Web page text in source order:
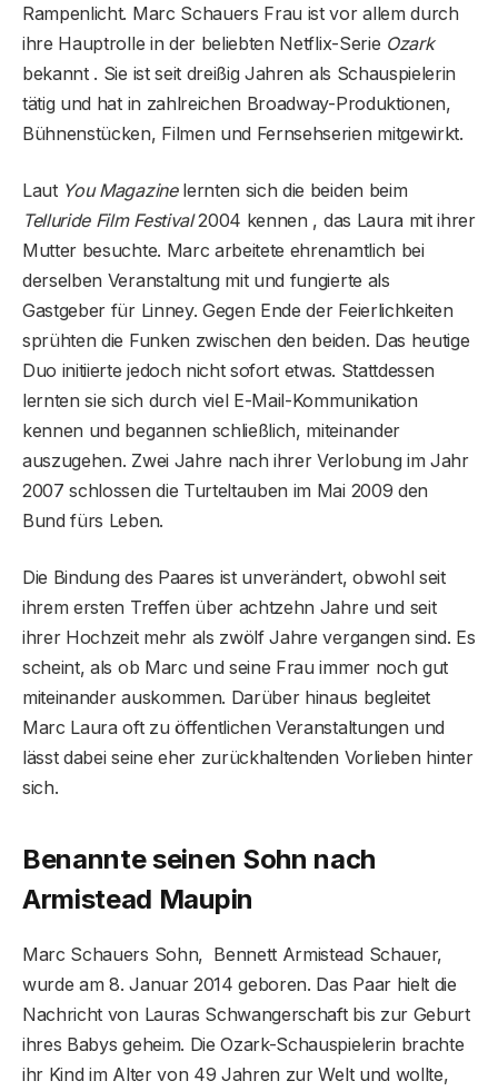
Rampenlicht. Marc Schauers Frau ist vor allem durch
ihre Hauptrolle in der beliebten Netflix-Serie Ozark
bekannt . Sie ist seit dreißig Jahren als Schauspielerin
tätig und hat in zahlreichen Broadway-Produktionen,
Bühnenstücken, Filmen und Fernsehserien mitgewirkt.
Laut You Magazinelernten sich die beiden beim
Telluride Film Festival2004 kennen , das Laura mit ihrer
Mutter besuchte. Marc arbeitete ehrenamtlich bei
derselben Veranstaltung mit und fungierte als
Gastgeber für Linney. Gegen Ende der Feierlichkeiten
sprühten die Funken zwischen den beiden. Das heutige
Duo initiierte jedoch nicht sofort etwas. Stattdessen
lernten sie sich durch viel E-Mail-Kommunikation
kennen und begannen schließlich, miteinander
auszugehen. Zwei Jahre nach ihrer Verlobung im Jahr
2007 schlossen die Turteltauben im Mai 2009 den
Bund fürs Leben.
Die Bindung des Paares ist unverändert, obwohl seit
ihrem ersten Treffen über achtzehn Jahre und seit
ihrer Hochzeit mehr als zwölf Jahre vergangen sind. Es
scheint, als ob Marc und seine Frau immer noch gut
miteinander auskommen. Darüber hinaus begleitet
Marc Laura oft zu öffentlichen Veranstaltungen und
lässt dabei seine eher zurückhaltenden Vorlieben hinter
sich.
Benannte seinen Sohn nach
Armistead Maupin
Marc Schauers Sohn, Bennett Armistead Schauer,
wurde am 8. Januar 2014 geboren. Das Paar hielt die
Nachricht von Lauras Schwangerschaft bis zur Geburt
ihres Babys geheim. Die Ozark-Schauspielerin brachte
ihr Kind im Alter von 49 Jahren zur Welt und wollte,